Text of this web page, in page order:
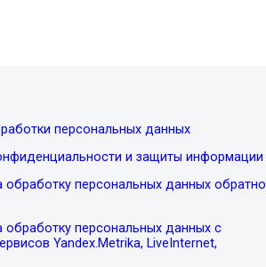
персональных данных
и защиты информации
обработку персональных данных
обработку персональных данных с
Yandex.Metrika, LiveInternet,